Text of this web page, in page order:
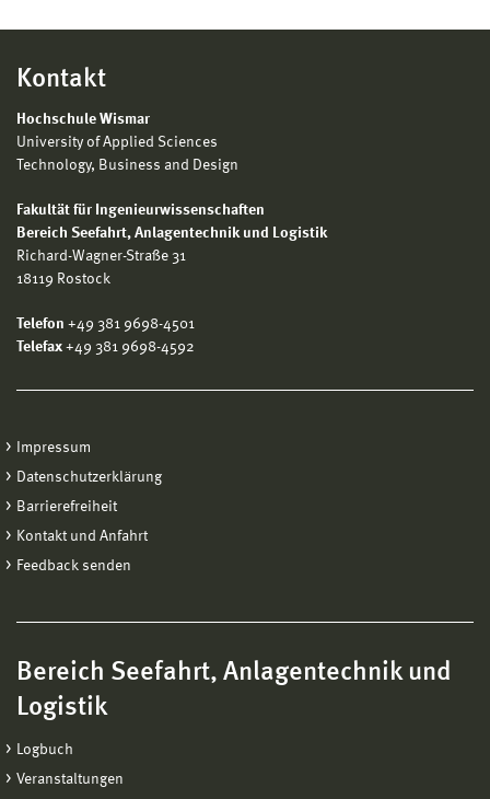
Kontakt
Hochschule Wismar
University of Applied Sciences
Technology, Business and Design
Fakultät für Ingenieurwissenschaften
Bereich Seefahrt, Anlagentechnik und Logistik
Richard-Wagner-Straße 31
18119 Rostock
Telefon +49 381 9698-4501
Telefax +49 381 9698-4592
Impressum
Datenschutzerklärung
Barrierefreiheit
Kontakt und Anfahrt
Feedback senden
Bereich Seefahrt, Anlagentechnik und
Logistik
Logbuch
Veranstaltungen